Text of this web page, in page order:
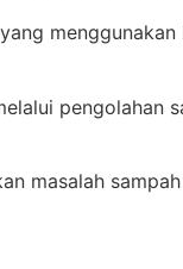
pengolahan
masalah